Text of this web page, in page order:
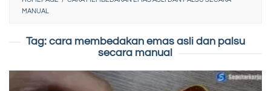
MANUAL
Tag: cara membedakan emas asli dan palsu
secara manual